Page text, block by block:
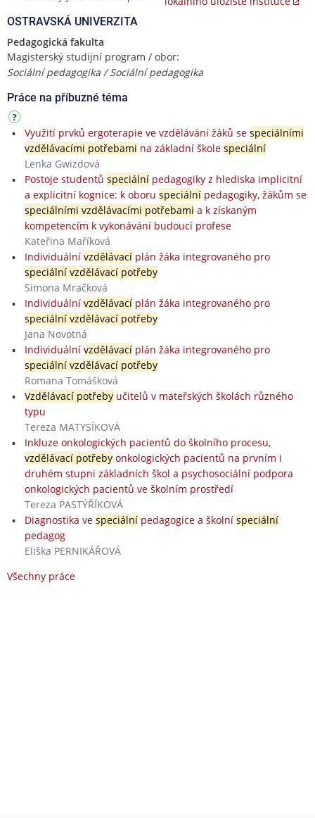
OSTRAVSKÁ UNIVERZITA
Pedagogická fakulta
Magisterský studijní program / obor:
Sociální pedagogika / Sociální pedagogika
Práce na příbuzné téma
Využití prvků ergoterapie ve vzdělávání žáků se speciálními
vzdělávacími potřebami na základní škole speciální
Lenka Gwizdová
Postoje studentů speciálnípedagogiky z hlediska implicitní
a explicitní kognice: k oboru speciálnípedagogiky, žákům se
speciálními vzdělávacími potřebami a k získaným
kompetencím k vykonávání budoucí profese
Kateřina Maříková
Individuální vzdělávacíplán žáka integrovaného pro
speciální vzdělávací potřeby
Simona Mračková
Individuální vzdělávacíplán žáka integrovaného pro
speciální vzdělávací potřeby
Jana Novotná
Individuální vzdělávacíplán žáka integrovaného pro
speciální vzdělávací potřeby
Romana Tomášková
Vzdělávací potřebyučitelů v mateřských školách různého
typu
Tereza MATYSÍKOVÁ
Inkluze onkologických pacientů do školního procesu,
vzdělávací potřebyonkologických pacientů na prvním i
druhém stupni základních škol a psychosociální podpora
onkologických pacientů ve školním prostředí
Tereza PASTÝŘÍKOVÁ
Diagnostika ve speciálnípedagogice a školní speciální
pedagog
Eliška PERNIKÁŘOVÁ
Všechny práce